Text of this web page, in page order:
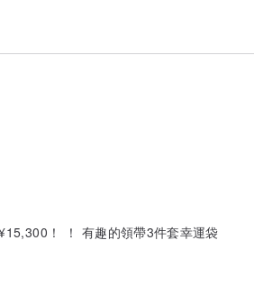
！ ！ 有趣的領帶3件套幸運袋